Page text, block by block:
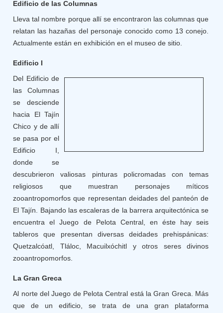
Edificio de las Columnas
Lleva tal nombre porque allí se encontraron las columnas que
relatan las hazañas del personaje conocido como 13 conejo.
Actualmente están en exhibición en el museo de sitio.
Edificio I
Del Edificio de
las Columnas
se desciende
hacia El Tajín
Chico y de allí
se pasa por el
Edificio I,
donde se
descubrieron valiosas pinturas policromadas con temas
religiosos que muestran personajes míticos
zooantropomorfos que representan deidades del panteón de
El Tajín. Bajando las escaleras de la barrera arquitectónica se
encuentra el Juego de Pelota Central, en éste hay seis
tableros que presentan diversas deidades prehispánicas:
Quetzalcóatl, Tláloc, Macuilxóchitl y otros seres divinos
zooantropomorfos.
La Gran Greca
Al norte del Juego de Pelota Central está la Gran Greca. Más
que de un edificio, se trata de una gran plataforma